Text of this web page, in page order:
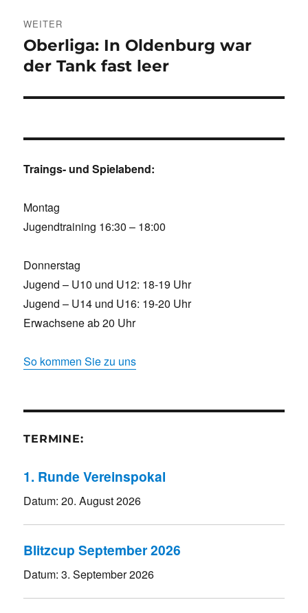
WEITER
Nächster
Beitrag:
Oberliga: In Oldenburg war
der Tank fast leer
Traings- und Spielabend:
Montag
Jugendtraining 16:30 – 18:00
Donnerstag
Jugend – U10 und U12: 18-19 Uhr
Jugend – U14 und U16: 19-20 Uhr
Erwachsene ab 20 Uhr
So kommen Sie zu uns
TERMINE:
1. Runde Vereinspokal
Datum:20. August 2026
Blitzcup September 2026
Datum:3. September 2026